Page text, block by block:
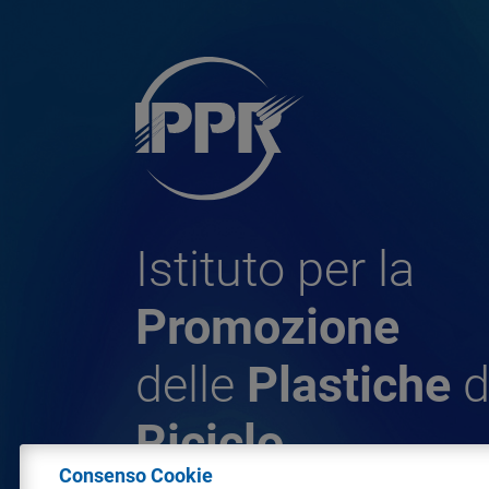
Istituto per la
Promozione
delle Plastiche
Riciclo
Consenso Cookie